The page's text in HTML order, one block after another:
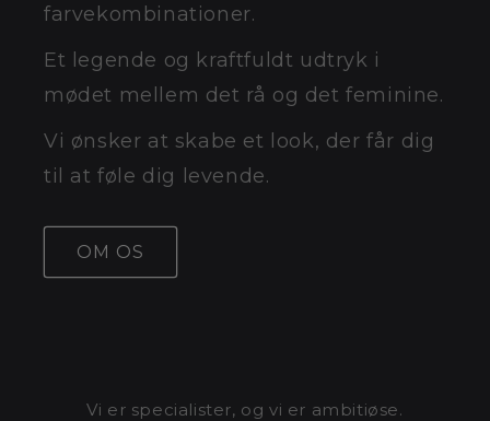
farvekombinationer.
Et legende og kraftfuldt udtryk i
mødet mellem det rå og det feminine.
Vi ønsker at skabe et look, der får dig
til at føle dig levende.
OM OS
Vi er specialister, og vi er ambitiøse.